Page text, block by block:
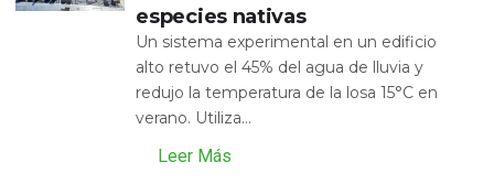
especies nativas
Un sistema experimental en un edificio
alto retuvo el 45% del agua de lluvia y
redujo la temperatura de la losa 15°C en
verano. Utiliza...
Leer Más